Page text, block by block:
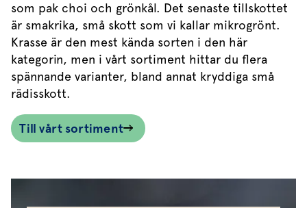
som pak choi och grönkål. Det senaste tillskottet
är smakrika, små skott som vi kallar mikrogrönt.
Krasse är den mest kända sorten i den här
kategorin, men i vårt sortiment hittar du flera
spännande varianter, bland annat kryddiga små
rädisskott.
Till vårt sortiment